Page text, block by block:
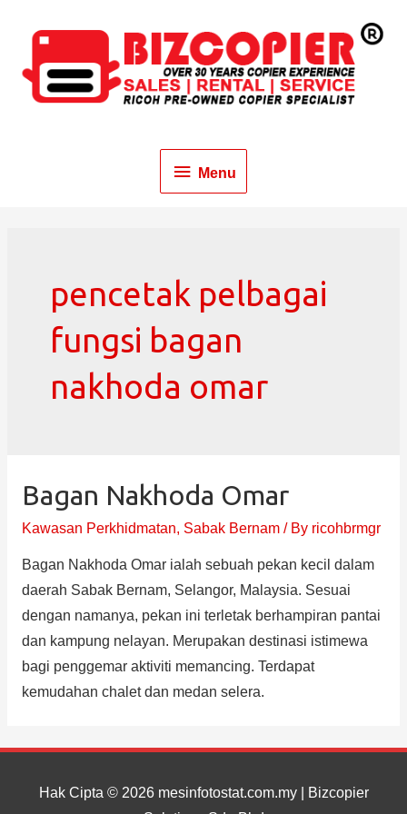
Menu
pencetak pelbagai
fungsi bagan
nakhoda omar
Bagan Nakhoda Omar
Kawasan Perkhidmatan, Sabak Bernam/ By ricohbrmgr
Bagan Nakhoda Omar ialah sebuah pekan kecil dalam
daerah Sabak Bernam, Selangor, Malaysia. Sesuai
dengan namanya, pekan ini terletak berhampiran pantai
dan kampung nelayan. Merupakan destinasi istimewa
bagi penggemar aktiviti memancing. Terdapat
kemudahan chalet dan medan selera.
Hak Cipta © 2026 mesinfotostat.com.my| Bizcopier